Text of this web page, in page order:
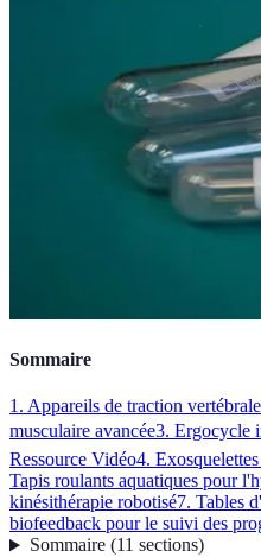
Sommaire
1. Appareils de traction
musculaire avancée3. Ergocycle
Ressource Vidéo4.
Tapis roulants aquatiques pour
kinésithérapie robotisé7. Tables
biofeedback pour le suivi des
Sommaire(11 sections)